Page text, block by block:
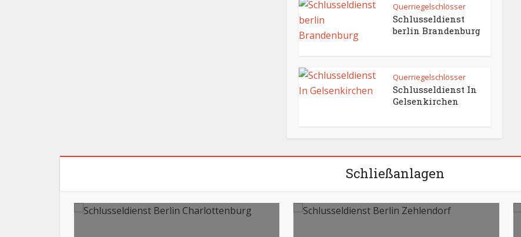
Querriegelschlösser
Schlusseldienst
berlin Brandenburg
Querriegelschlösser
Schlusseldienst In
Gelsenkirchen
Schließanlagen